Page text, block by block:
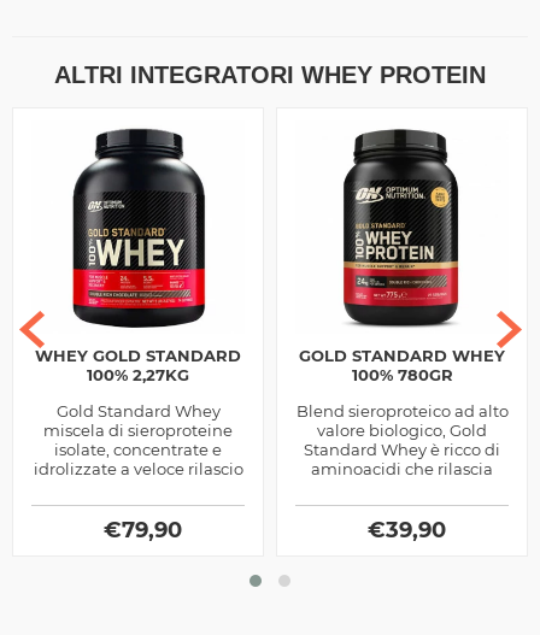
ALTRI INTEGRATORI WHEY PROTEIN
WHEY GOLD STANDARD
100% 2,27KG
Gold Standard Whey
miscela di sieroproteine
isolate, concentrate e
idrolizzate a veloce rilascio
nel post allenamento,
prodotta...
€79,90
GOLD STANDARD WHEY
100% 780GR
Blend sieroproteico ad alto
valore biologico, Gold
Standard Whey è ricco di
aminoacidi che rilascia
€39,90